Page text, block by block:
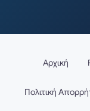
Αρχική
Πολιτική